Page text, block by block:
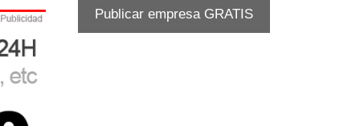
Publicar empresa GRATIS